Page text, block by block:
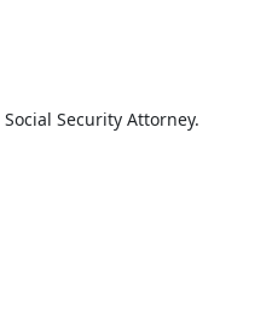
Security Attorney.